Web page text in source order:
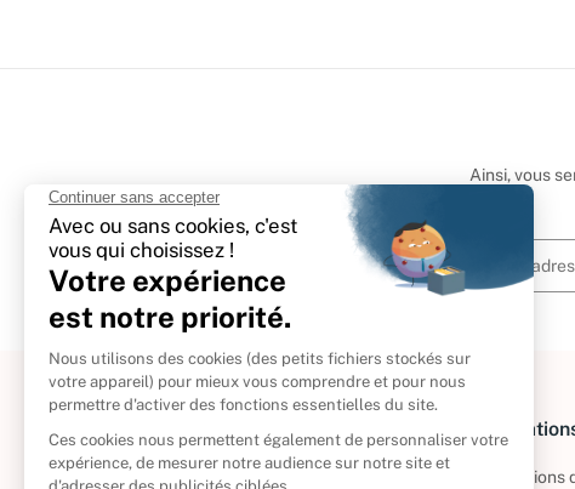
Ainsi, vous
À propos
Politique de retour Informations